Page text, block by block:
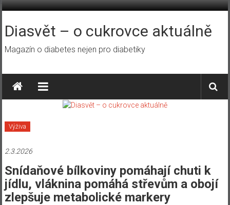
Přeskočit
obsah
Diasvět – o cukrovce aktuálně
Magazín o diabetes nejen pro diabetiky
Výživa
2.3.2026
Snídaňové bílkoviny pomáhají chuti k
jídlu, vláknina pomáhá střevům a obojí
zlepšuje metabolické markery